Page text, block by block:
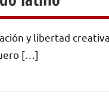
y libertad
[…]